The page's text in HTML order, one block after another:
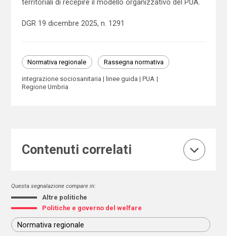
territoriali di recepire il modello organizzativo del PUA.
DGR 19 dicembre 2025, n. 1291
Normativa regionale Rassegna normativa
integrazione sociosanitaria linee guida
PUA
Regione Umbria
Contenuti correlati
Questa segnalazione compare in:
Altre politiche
Politiche e governo del welfare
Normativa regionale